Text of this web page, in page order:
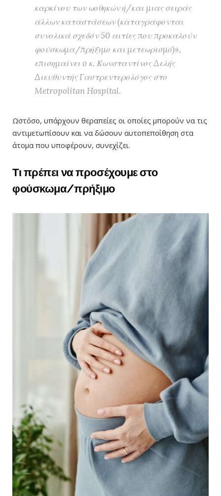
καρκίνου των ωοθηκών ή/και μιας σειράς
άλλων καταστάσεων (καταγράφονται
συνολικά σχεδόν 50 αιτίες που προκαλούν
φούσκωμα/πρήξιμο και μετεωρισμό)»,
επισημαίνει o κ. Κωνσταντίνος Δελής
Διευθυντής Γαστρεντερολόγος στο
Metropolitan Hospital.
Ωστόσο, υπάρχουν θεραπείες οι οποίες μπορούν να τις
αντιμετωπίσουν και να δώσουν αυτοπεποίθηση στα
άτομα που υποφέρουν, συνεχίζει.
Τι πρέπει να προσέχουμε στο
φούσκωμα/πρήξιμο